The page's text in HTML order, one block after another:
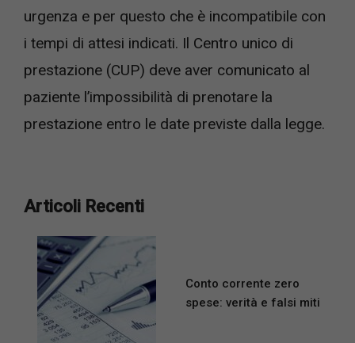
urgenza e per questo che è incompatibile con
i tempi di attesi indicati. Il Centro unico di
prestazione (CUP) deve aver comunicato al
paziente l’impossibilità di prenotare la
prestazione entro le date previste dalla legge.
Articoli Recenti
Conto corrente zero
spese: verità e falsi miti